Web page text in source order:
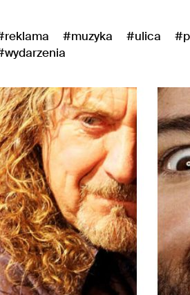
#muzyka #ulica